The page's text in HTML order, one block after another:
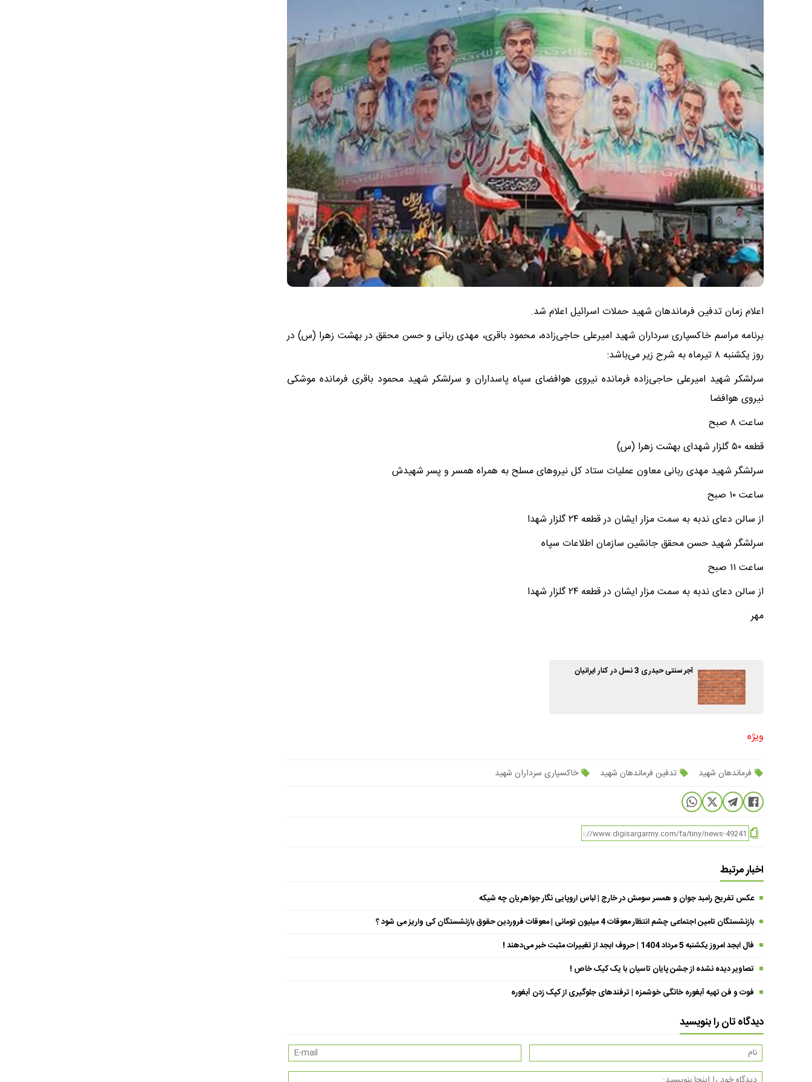
اعلام زمان تدفین فرماندهان شهید حملات اسرائیل اعلام شد.
برنامه مراسم خاکسپاری سرداران شهید امیرعلی حاجی‌زاده، محمود باقری، مهدی ربانی و حسن محقق در بهشت زهرا (س) در
روز یکشنبه ۸ تیرماه به شرح زیر می‌باشد:
سرلشکر شهید امیرعلی حاجی‌زاده فرمانده نیروی هوافضای سپاه پاسداران و سرلشکر شهید محمود باقری فرمانده موشکی
نیروی هوافضا
ساعت ۸ صبح
قطعه ۵۰ گلزار شهدای بهشت زهرا (س)
سرلشگر شهید مهدی ربانی معاون عملیات ستاد کل نیروهای مسلح به همراه همسر و پسر شهیدش
ساعت ۱۰ صبح
از سالن دعای ندبه به سمت مزار ایشان در قطعه ۲۴ گلزار شهدا
سرلشگر شهید حسن محقق جانشین سازمان اطلاعات سپاه
ساعت ۱۱ صبح
از سالن دعای ندبه به سمت مزار ایشان در قطعه ۲۴ گلزار شهدا
مهر
آجر سنتی حیدری 3 نسل در کنار ایرانیان
ویژه
فرماندهان شهید تدفین فرماندهان شهید خاکسپاری سرداران شهید
اخبار مرتبط
عکس تفریح رامبد جوان و همسر سومش در خارج | لباس اروپایی نگار جواهریان چه شیکه
بازنشستگان تامین اجتماعی چشم انتظار معوقات 4 میلیون تومانی | معوقات فروردین حقوق بازنشستگان کی واریز می شود ؟
فال ابجد امروز یکشنبه 5 مرداد 1404 | حروف ابجد از تغییرات مثبت خبر می‌دهند !
تصاویر دیده نشده از جشن پایان تاسیان با یک کیک خاص !
فوت و فن تهیه آبغوره خانگی خوشمزه | ترفندهای جلوگیری از کپک زدن آبغوره
دیدگاه تان را بنویسید